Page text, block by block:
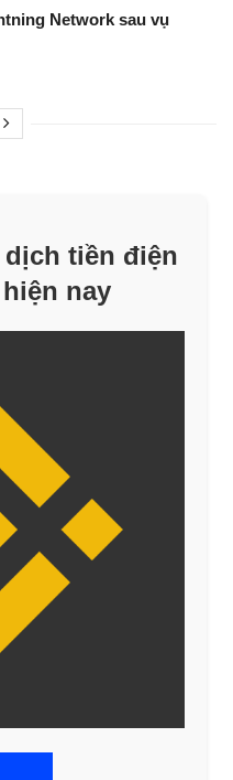
Network sau vụ
tiền điện
nay